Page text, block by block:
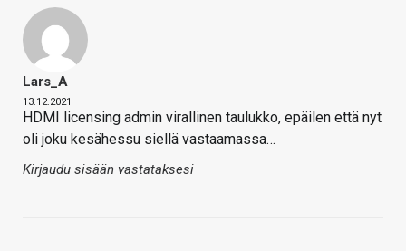
Lars_A
13.12.2021
HDMI licensing admin virallinen taulukko, epäilen että nyt
oli joku kesähessu siellä vastaamassa…
Kirjaudu sisään vastataksesi